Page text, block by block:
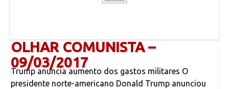
OLHAR COMUNISTA –
09/03/2017
Trump anuncia aumento dos gastos militares O
presidente norte-americano Donald Trump anunciou